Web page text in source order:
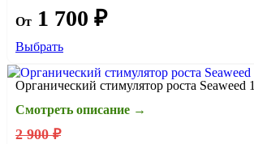
От 1 700 ₽
Выбрать
Органический стимулятор роста Seaweed
Смотреть описание →
2 900 ₽